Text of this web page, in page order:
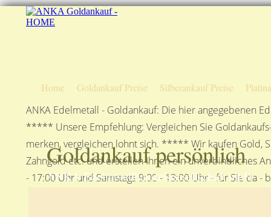
Home Goldankauf Preise Silberankauf Preise
ANKA Edelmetall - Goldankauf: Die hier angegebenen
***** Unsere Empfehlung: Vergleichen Sie
merken, vergleichen lohnt sich. ***** Wir kaufen Gold,
Zahngold etc. und erstellen Ihnen ein unverbindliches
- 17:00 Uhr und Samstags 9:00 - 13:00 Uhr - für Sie
Goldankauf persönlich
ANKA Edelmetallhandelsgesellschaft mbH